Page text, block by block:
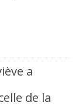
a
de la